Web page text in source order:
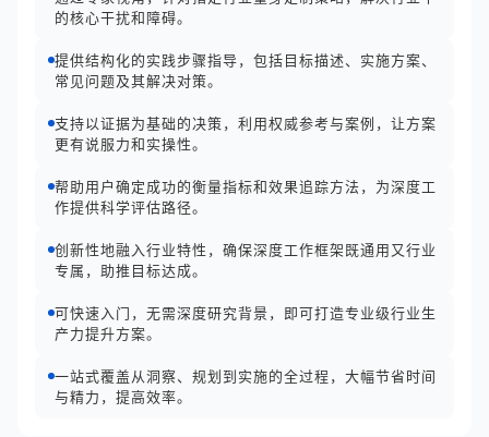
的核心干扰和障碍。
提供结构化的实践步骤指导，包括目标描述、实施方案、
常见问题及其解决对策。
支持以证据为基础的决策，利用权威参考与案例，让方案
更有说服力和实操性。
帮助用户确定成功的衡量指标和效果追踪方法，为深度工
作提供科学评估路径。
创新性地融入行业特性，确保深度工作框架既通用又行业
专属，助推目标达成。
可快速入门，无需深度研究背景，即可打造专业级行业生
产力提升方案。
一站式覆盖从洞察、规划到实施的全过程，大幅节省时间
与精力，提高效率。